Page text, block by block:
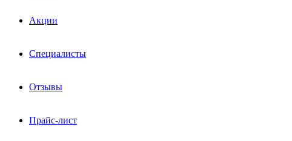
Акции
Специалисты
Отзывы
Прайс-лист